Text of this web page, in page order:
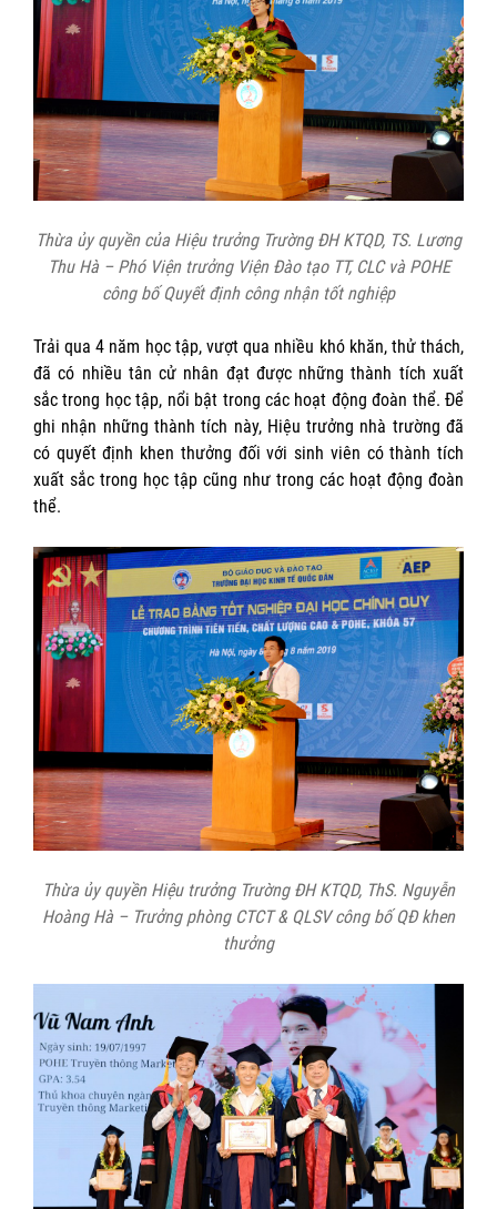
Thừa ủy quyền của Hiệu trưởng Trường ĐH KTQD, TS. Lương
Thu Hà – Phó Viện trưởng Viện Đào tạo TT, CLC và POHE
công bố Quyết định công nhận tốt nghiệp
Trải qua 4 năm học tập, vượt qua nhiều khó khăn, thử thách,
đã có nhiều tân cử nhân đạt được những thành tích xuất
sắc trong học tập, nổi bật trong các hoạt động đoàn thể. Để
ghi nhận những thành tích này, Hiệu trưởng nhà trường đã
có quyết định khen thưởng đối với sinh viên có thành tích
xuất sắc trong học tập cũng như trong các hoạt động đoàn
thể.
Thừa ủy quyền Hiệu trưởng Trường ĐH KTQD, ThS. Nguyễn
Hoàng Hà – Trưởng phòng CTCT & QLSV công bố QĐ khen
thưởng